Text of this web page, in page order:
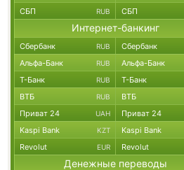
СБП RUB СБП
Интернет-банкинг
Сбербанк RUB Сбербанк
Альфа-Банк RUB Альфа-Банк
Т-Банк RUB Т-Банк
ВТБ RUB ВТБ
Приват 24 UAH Приват 24
Kaspi Bank KZT Kaspi Bank
Revolut EUR Revolut
Денежные переводы